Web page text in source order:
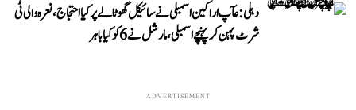
دہلی: عآپ اراکین اسمبلی نے سائیکل گھوٹالے پر کیا احتجاج، نعرہ والی ٹی
شرٹ پہن کر پہنچے اسمبلی، مارشل نے 6 کو کیا باہر
ADVERTISEMENT